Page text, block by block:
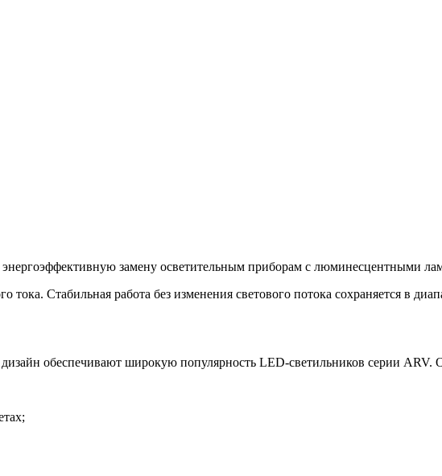
энергоэффективную замену осветительным приборам с люминесцентными
Стабильная работа без изменения светового потока сохраняется в
обеспечивают широкую популярность LED-светильников серии ARV.